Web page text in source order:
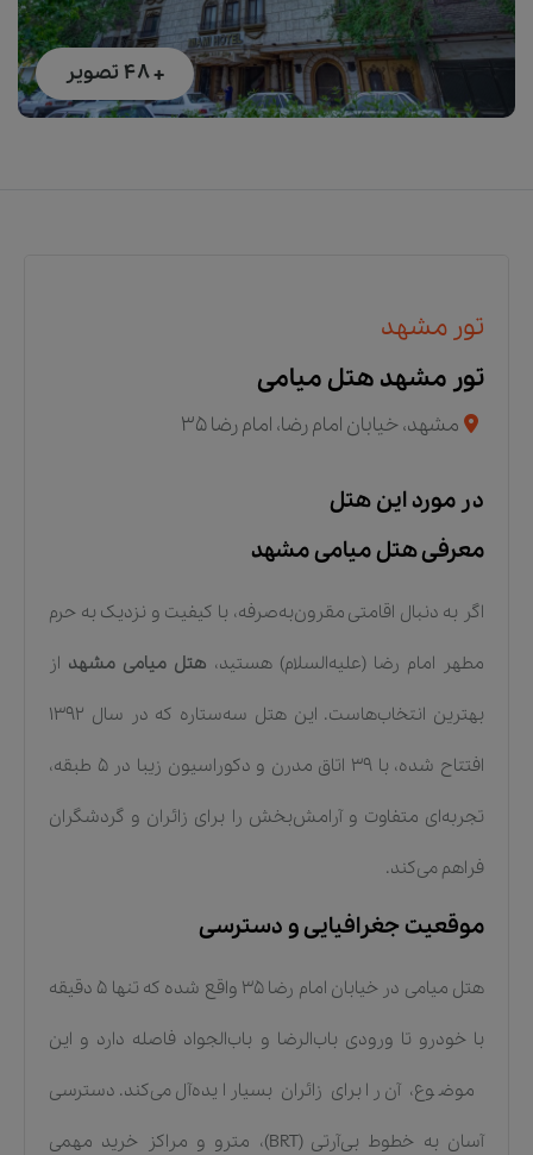
+ 48 تصویر
تور مشهد
تور مشهد هتل میامی
مشهد، خیابان امام رضا، امام رضا 35
در مورد این هتل
معرفی هتل میامی مشهد
اگر به دنبال اقامتی مقرون‌به‌صرفه، با کیفیت و نزدیک به حرم
مطهر امام رضا (علیه‌السلام) هستید، هتل میامی مشهد از
بهترین انتخاب‌هاست. این هتل سه‌ستاره که در سال 1392
افتتاح شده، با 39 اتاق مدرن و دکوراسیون زیبا در 5 طبقه،
تجربه‌ای متفاوت و آرامش‌بخش را برای زائران و گردشگران
فراهم می‌کند.
موقعیت جغرافیایی و دسترسی
هتل میامی در خیابان امام رضا 35 واقع شده که تنها 5 دقیقه
با خودرو تا ورودی باب‌الرضا و باب‌الجواد فاصله دارد و این
موضوع، آن را برای زائران بسیار ایده‌آل می‌کند. دسترسی
آسان به خطوط بی‌آر‌تی (BRT)، مترو و مراکز خرید مهمی